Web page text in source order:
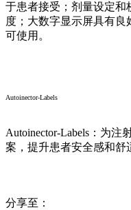
于患者接受；剂量设定和
度；大数字显示屏具有
可使用。
Autoinector-Labels
Autoinector-Labels：为
案，提升患者安全感和舒
分享至：